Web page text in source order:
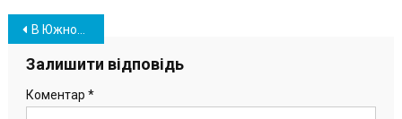
Навігація
записів
В Южному цьогоріч рекордна кількість стипендіатів: відбулась церемонія нагородження (фото)
Залишити відповідь
Коментар *